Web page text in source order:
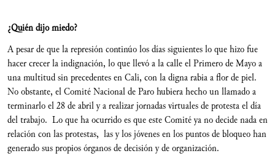
¿Quién dijo miedo?
A pesar de que la represión continúo los días siguientes lo que hizo fue
hacer crecer la indignación, lo que llevó a la calle el Primero de Mayo a
una multitud sin precedentes en Cali, con la digna rabia a flor de piel.
No obstante, el Comité Nacional de Paro hubiera hecho un llamado a
terminarlo el 28 de abril y a realizar jornadas virtuales de protesta el día
del trabajo. Lo que ha ocurrido es que este Comité ya no decide nada en
relación con las protestas, las y los jóvenes en los puntos de bloqueo han
generado sus propios órganos de decisión y de organización.